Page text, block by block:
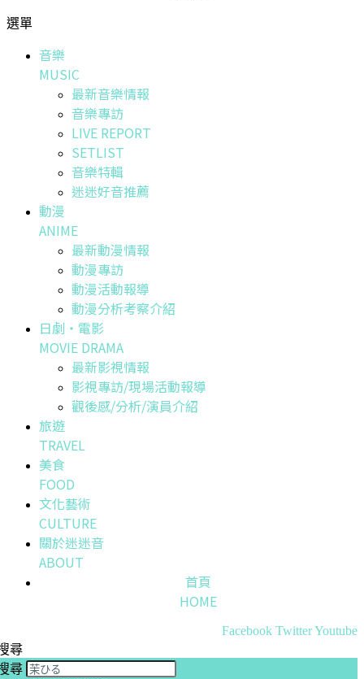
選單
音樂
MUSIC
最新音樂情報
音樂專訪
LIVE REPORT
SETLIST
音樂特輯
迷迷好音推薦
動漫
ANIME
最新動漫情報
動漫專訪
動漫活動報導
動漫分析考察介紹
日劇・電影
MOVIE DRAMA
最新影視情報
影視專訪/現場活動報導
觀後感/分析/演員介紹
旅遊
TRAVEL
美食
FOOD
文化藝術
CULTURE
關於迷迷音
ABOUT
首頁
HOME
Facebook TwitterYoutube
尋
尋